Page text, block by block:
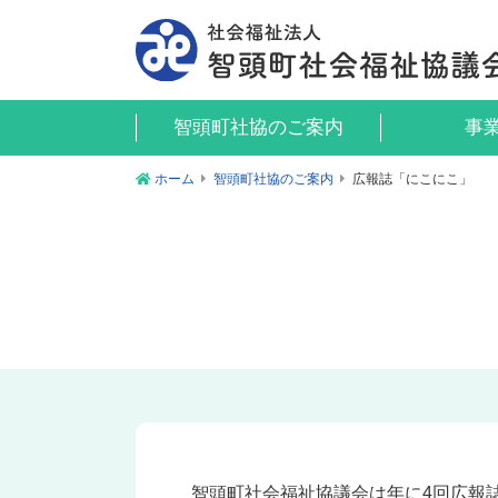
智頭町社協のご案内 事
ホーム 智頭町社協のご案内 広報誌「にこにこ」
智頭町社会福祉協議会は年に4回広報